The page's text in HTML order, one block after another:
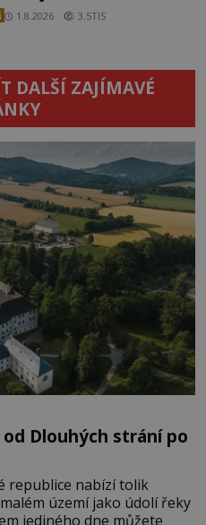
1.8.2026 3.5TIS
DALŠÍ ZAJÍMAVÉ
Dlouhých strání po
republice nabízí tolik
území jako údolí řeky
jediného dne můžete